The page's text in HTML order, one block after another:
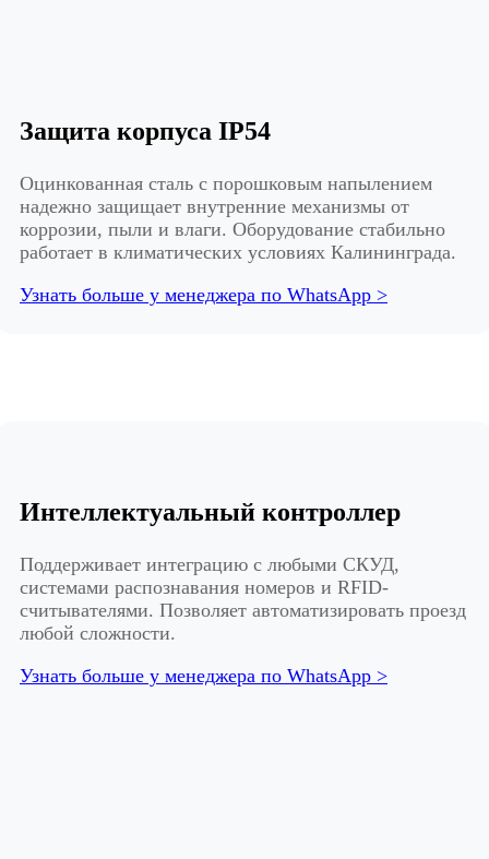
Защита корпуса IP54
Оцинкованная сталь с порошковым напылением
надежно защищает внутренние механизмы от
коррозии, пыли и влаги. Оборудование стабильно
работает в климатических условиях Калининграда.
Узнать больше у менеджера по WhatsApp >
Интеллектуальный контроллер
Поддерживает интеграцию с любыми СКУД,
системами распознавания номеров и RFID-
считывателями. Позволяет автоматизировать проезд
любой сложности.
Узнать больше у менеджера по WhatsApp >